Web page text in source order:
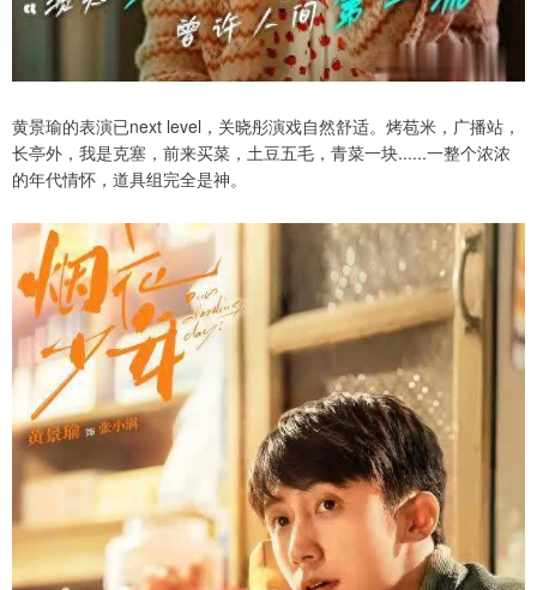
黄景瑜的表演已next level，关晓彤演戏自然舒适。烤苞米，广播站，
长亭外，我是克塞，前来买菜，土豆五毛，青菜一块......一整个浓浓
的年代情怀，道具组完全是神。